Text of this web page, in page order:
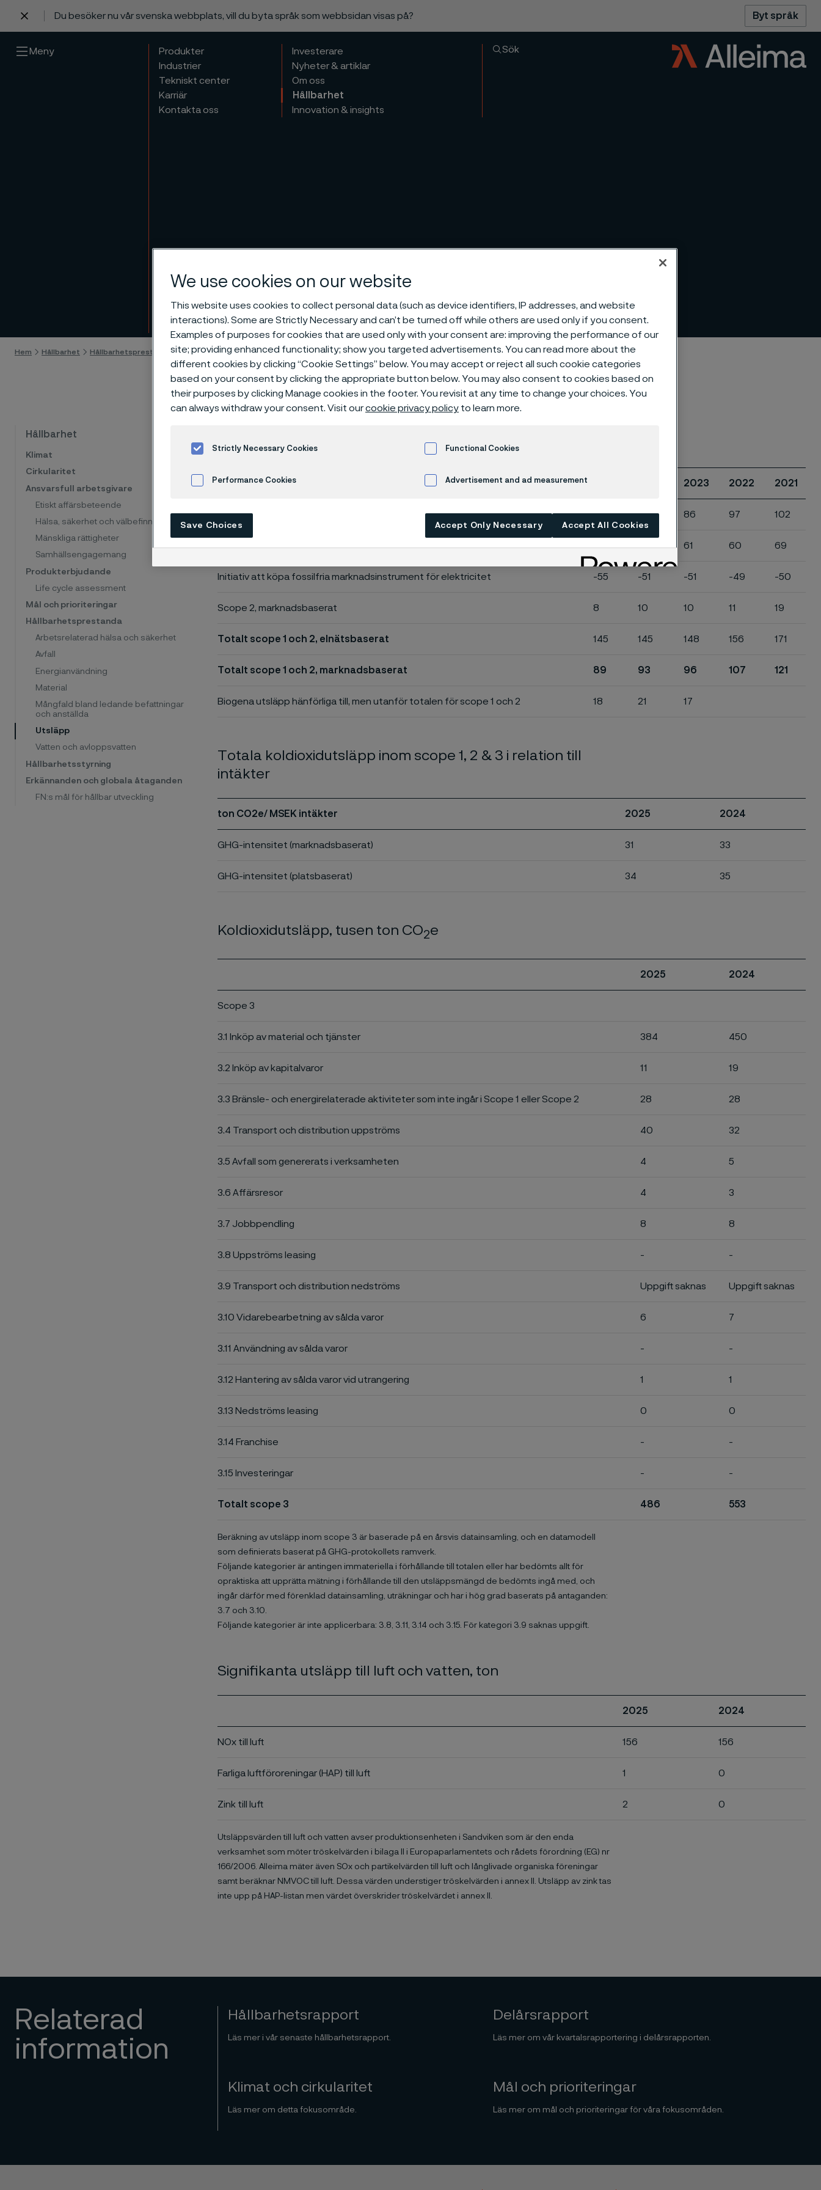
Du besöker nu vår svenska webbplats, vill du byta språk som webbsidan visas på? Byt språk
Meny
Produkter
Industrier
Tekniskt center
Karriär
Kontakta oss
Investerare
Nyheter & artiklar
Om oss
Hållbarhet
Innovation & insights
Sök
Utsläpp
Hem Hållbarhet Hållbarhetsprestanda Utsläpp
Hållbarhet
Klimat
Cirkularitet
Ansvarsfull arbetsgivare
Etiskt affärsbeteende
Hälsa, säkerhet och välbefinnande
Mänskliga rättigheter
Samhällsengagemang
Produkterbjudande
Life cycle assessment
Mål och prioriteringar
Hållbarhetsprestanda
Arbetsrelaterad hälsa och säkerhet
Avfall
Energianvändning
Material
Mångfald bland ledande befattningar
och anställda
Utsläpp
Vatten och avloppsvatten
Hållbarhetsstyrning
Erkännanden och globala åtaganden
FN:s mål för hållbar utveckling
2
2023 2022 2021
Scope 1 82 83 86 97 102
Scope 2, elnätsbaserat 63 61 61 60 69
Initiativ att köpa fossilfria marknadsinstrument för elektricitet -55 -51 -51 -49 -50
Scope 2, marknadsbaserat 8 10 10 11 19
Totalt scope 1 och 2, elnätsbaserat 145 145 148 156 171
Totalt scope 1 och 2, marknadsbaserat 89 93 96 107 121
Biogena utsläpp hänförliga till, men utanför totalen för scope 1 och 2 18 21 17
Totala koldioxidutsläpp inom scope 1, 2 & 3 i relation till
intäkter
ton CO2e/ MSEK intäkter 2025 2024
GHG-intensitet (marknadsbaserat) 31 33
GHG-intensitet (platsbaserat) 34 35
Koldioxidutsläpp, tusen ton CO2e
2025 2024
Scope 3
3.1 Inköp av material och tjänster 384 450
3.2 Inköp av kapitalvaror 11 19
3.3 Bränsle- och energirelaterade aktiviteter som inte ingår i Scope 1 eller Scope 2 28 28
3.4 Transport och distribution uppströms 40 32
3.5 Avfall som genererats i verksamheten 4 5
3.6 Affärsresor 4 3
3.7 Jobbpendling 8 8
3.8 Uppströms leasing - -
3.9 Transport och distribution nedströms Uppgift saknas Uppgift saknas
3.10 Vidarebearbetning av sålda varor 6 7
3.11 Användning av sålda varor - -
3.12 Hantering av sålda varor vid utrangering 1 1
3.13 Nedströms leasing 0 0
3.14 Franchise - -
3.15 Investeringar - -
Totalt scope 3 486 553
Beräkning av utsläpp inom scope 3 är baserade på en årsvis datainsamling, och en datamodell
som definierats baserat på GHG-protokollets ramverk.
Följande kategorier är antingen immateriella i förhållande till totalen eller har bedömts allt för
opraktiska att upprätta mätning i förhållande till den utsläppsmängd de bedömts ingå med, och
ingår därför med förenklad datainsamling, uträkningar och har i hög grad baserats på antaganden:
3.7 och 3.10.
Följande kategorier är inte applicerbara: 3.8, 3.11, 3.14 och 3.15. För kategori 3.9 saknas uppgift.
Signifikanta utsläpp till luft och vatten, ton
2025 2024
NOx till luft 156 156
Farliga luftföroreningar (HAP) till luft 1 0
Zink till luft 2 0
Utsläppsvärden till luft och vatten avser produktionsenheten i Sandviken som är den enda
verksamhet som möter tröskelvärden i bilaga II i Europaparlamentets och rådets förordning (EG) nr
166/2006. Alleima mäter även SOx och partikelvärden till luft och långlivade organiska föreningar
samt beräknar NMVOC till luft. Dessa värden understiger tröskelvärden i annex II. Utsläpp av zink tas
inte upp på HAP-listan men värdet överskrider tröskelvärdet i annex II.
Relaterad
information
Hållbarhetsrapport
Läs mer i vår senaste hållbarhetsrapport.
Delårsrapport
Läs mer om vår kvartalsrapportering i delårsrapporten.
Klimat och cirkularitet
Läs mer om detta fokusområde.
Mål och prioriteringar
Läs mer om mål och prioriteringar för våra fokusområden.
We use cookies on our website
This website uses cookies to collect personal data (such as device identifiers, IP addresses, and website
interactions). Some are Strictly Necessary and can’t be turned off while others are used only if you consent.
Examples of purposes for cookies that are used only with your consent are: improving the performance of our
site; providing enhanced functionality; show you targeted advertisements. You can read more about the
different cookies by clicking “Cookie Settings” below. You may accept or reject all such cookie categories
based on your consent by clicking the appropriate button below. You may also consent to cookies based on
their purposes by clicking Manage cookies in the footer. You revisit at any time to change your choices. You
can always withdraw your consent. Visit ourcookie privacy policy to learn more.
Strictly Necessary Cookies Functional Cookies
Performance Cookies Advertisement and ad measurement
Save Choices Accept Only Necessary Accept All Cookies